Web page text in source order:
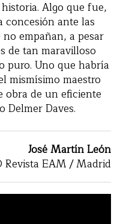
Algo que fue,
concesión ante las
empañan, a pesar
de tan maravilloso
puro. Uno que habría
mismísimo maestro
de un eficiente
Delmer Daves.
José Martín León
Revista EAM / Madrid